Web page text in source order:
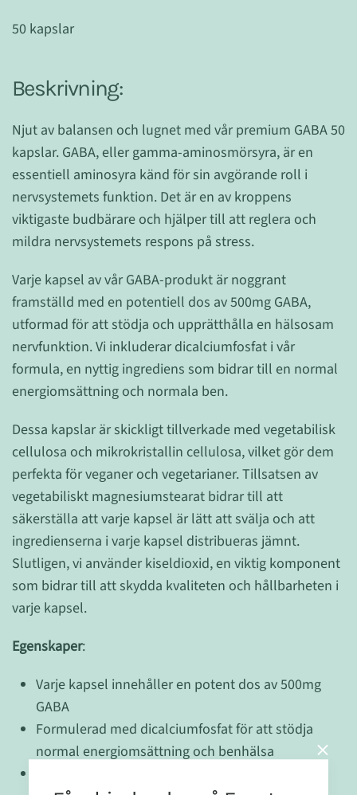
50 kapslar
Beskrivning:
Njut av balansen och lugnet med vår premium GABA 50
kapslar. GABA, eller gamma-aminosmörsyra, är en
essentiell aminosyra känd för sin avgörande roll i
nervsystemets funktion. Det är en av kroppens
viktigaste budbärare och hjälper till att reglera och
mildra nervsystemets respons på stress.
Varje kapsel av vår GABA-produkt är noggrant
framställd med en potentiell dos av 500mg GABA,
utformad för att stödja och upprätthålla en hälsosam
nervfunktion. Vi inkluderar dicalciumfosfat i vår
formula, en nyttig ingrediens som bidrar till en normal
energiomsättning och normala ben.
Dessa kapslar är skickligt tillverkade med vegetabilisk
cellulosa och mikrokristallin cellulosa, vilket gör dem
perfekta för veganer och vegetarianer. Tillsatsen av
vegetabiliskt magnesiumstearat bidrar till att
säkerställa att varje kapsel är lätt att svälja och att
ingredienserna i varje kapsel distribueras jämnt.
Slutligen, vi använder kiseldioxid, en viktig komponent
som bidrar till att skydda kvaliteten och hållbarheten i
varje kapsel.
Egenskaper:
Varje kapsel innehåller en potent dos av 500mg
GABA
Formulerad med dicalciumfosfat för att stödja
normal energiomsättning och benhälsa